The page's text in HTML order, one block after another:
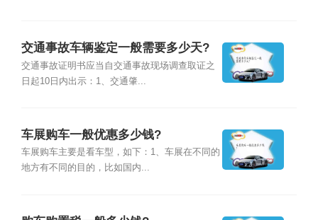
交通事故车辆鉴定一般需要多少天?
交通事故证明书应当自交通事故现场调查取证之
日起10日内出示：1、交通肇...
车展购车一般优惠多少钱?
车展购车主要是看车型，如下：1、车展在不同的
地方有不同的目的，比如国内...